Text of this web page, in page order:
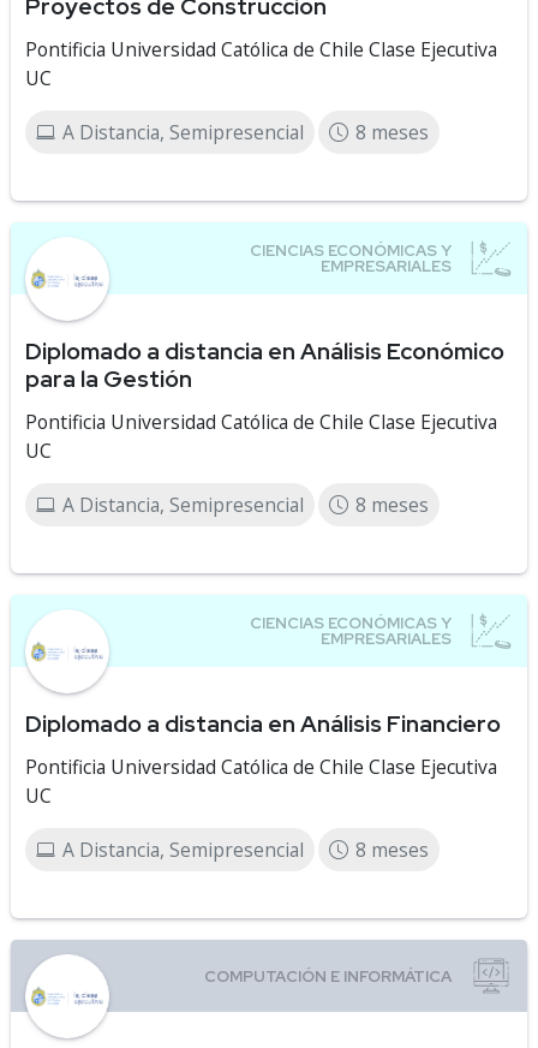
Pontificia Universidad Católica de Chile Clase Ejecutiva
UC
A Distancia, Semipresencial 8 meses
Diplomado a distancia en Análisis Económico
para la Gestión
Pontificia Universidad Católica de Chile Clase Ejecutiva
UC
A Distancia, Semipresencial 8 meses
Diplomado a distancia en Análisis Financiero
Pontificia Universidad Católica de Chile Clase Ejecutiva
UC
A Distancia, Semipresencial 8 meses